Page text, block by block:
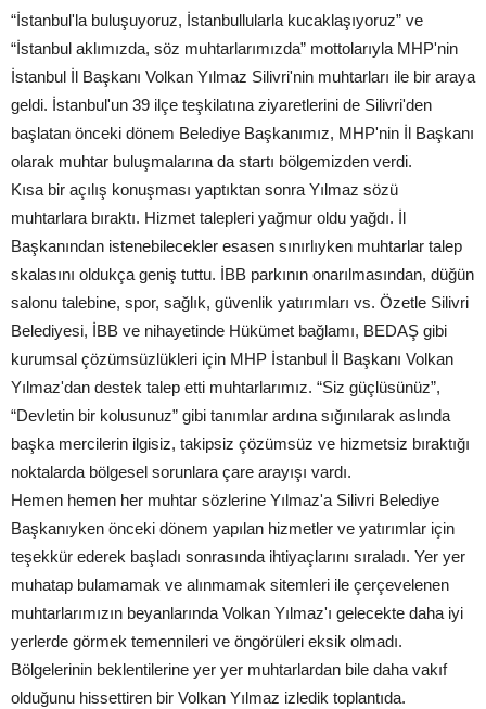
“İstanbul'la buluşuyoruz, İstanbullularla kucaklaşıyoruz” ve
“İstanbul aklımızda, söz muhtarlarımızda” mottolarıyla MHP'nin
İstanbul İl Başkanı Volkan Yılmaz Silivri'nin muhtarları ile bir araya
geldi. İstanbul'un 39 ilçe teşkilatına ziyaretlerini de Silivri'den
başlatan önceki dönem Belediye Başkanımız, MHP'nin İl Başkanı
olarak muhtar buluşmalarına da startı bölgemizden verdi.
Kısa bir açılış konuşması yaptıktan sonra Yılmaz sözü
muhtarlara bıraktı. Hizmet talepleri yağmur oldu yağdı. İl
Başkanından istenebilecekler esasen sınırlıyken muhtarlar talep
skalasını oldukça geniş tuttu. İBB parkının onarılmasından, düğün
salonu talebine, spor, sağlık, güvenlik yatırımları vs. Özetle Silivri
Belediyesi, İBB ve nihayetinde Hükümet bağlamı, BEDAŞ gibi
kurumsal çözümsüzlükleri için MHP İstanbul İl Başkanı Volkan
Yılmaz'dan destek talep etti muhtarlarımız. “Siz güçlüsünüz”,
“Devletin bir kolusunuz” gibi tanımlar ardına sığınılarak aslında
başka mercilerin ilgisiz, takipsiz çözümsüz ve hizmetsiz bıraktığı
noktalarda bölgesel sorunlara çare arayışı vardı.
Hemen hemen her muhtar sözlerine Yılmaz'a Silivri Belediye
Başkanıyken önceki dönem yapılan hizmetler ve yatırımlar için
teşekkür ederek başladı sonrasında ihtiyaçlarını sıraladı. Yer yer
muhatap bulamamak ve alınmamak sitemleri ile çerçevelenen
muhtarlarımızın beyanlarında Volkan Yılmaz'ı gelecekte daha iyi
yerlerde görmek temennileri ve öngörüleri eksik olmadı.
Bölgelerinin beklentilerine yer yer muhtarlardan bile daha vakıf
olduğunu hissettiren bir Volkan Yılmaz izledik toplantıda.